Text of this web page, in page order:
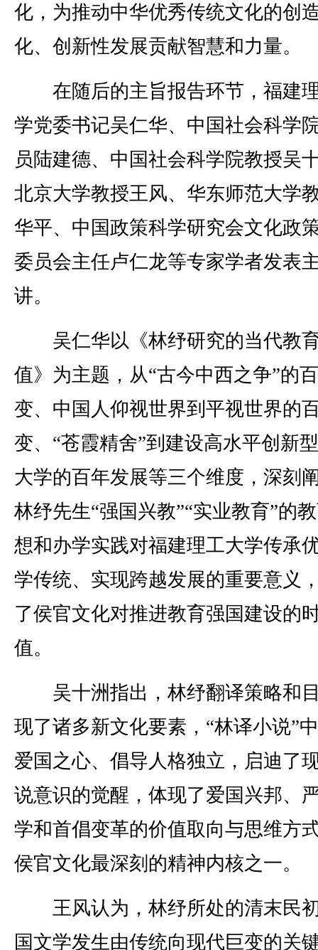
化，为推动中华优秀传统文化的创
化、创新性发展贡献智慧和力量。
在随后的主旨报告环节，福建
学党委书记吴仁华、中国社会科学
员陆建德、中国社会科学院教授吴
北京大学教授王风、华东师范大学
华平、中国政策科学研究会文化政
委员会主任卢仁龙等专家学者发表
讲。
吴仁华以《林纾研究的当代教
值》为主题，从“古今中西之争”的
变、中国人仰视世界到平视世界的
变、“苍霞精舍”到建设高水平创新
大学的百年发展等三个维度，深刻
林纾先生“强国兴教”“实业教育”的
想和办学实践对福建理工大学传承
学传统、实现跨越发展的重要意义
了侯官文化对推进教育强国建设的
值。
吴十洲指出，林纾翻译策略和
现了诸多新文化要素，“林译小说”
爱国之心、倡导人格独立，启迪了
说意识的觉醒，体现了爱国兴邦、
学和首倡变革的价值取向与思维方
侯官文化最深刻的精神内核之一。
王风认为，林纾所处的清末民
国文学发生由传统向现代巨变的关